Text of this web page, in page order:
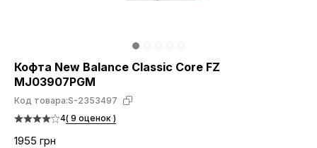
Кофта New Balance Classic Core FZ
MJ03907PGM
Код товара:S-2353497
4( 9 оценок )
1955 грн